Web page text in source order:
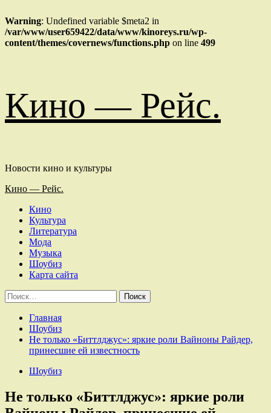
Warning: Undefined variable $meta2 in
/var/www/user659422/data/www/kinoreys.ru/wp-
content/themes/covernews/functions.php on line 499
содержимому
Кино — Рейс.
Новости кино и культуры
Основное
Кино — Рейс.
Кино
Культура
Литература
Мода
Музыка
Шоубиз
Карта сайта
Найти:
Главная
Шоубиз
Не только «Биттлджус»: яркие роли Вайноны Райдер,
принесшие ей известность
Шоубиз
Не только «Биттлджус»: яркие роли